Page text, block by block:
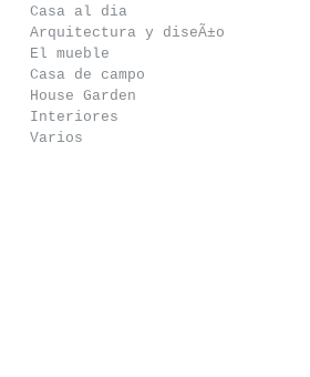
Casa al dia
Arquitectura y diseÃ±o
El mueble
Casa de campo
House Garden
Interiores
Varios